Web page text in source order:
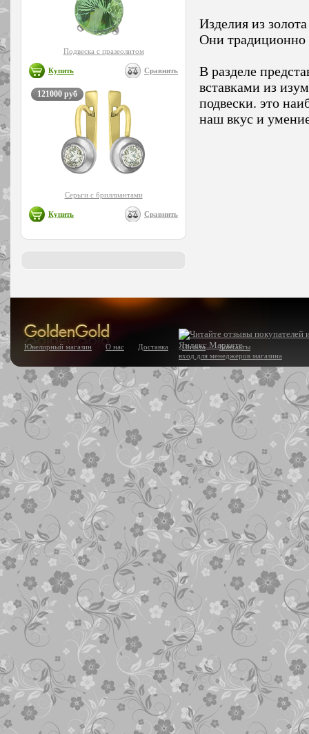
Подвеска с празеолитом
Купить Сравнить
Серьги с бриллиантами
121000 руб
Купить Сравнить
Изделия из
Они
В разделе
вставками из
подвески. это
наш вкус и
Ювелирный магазин О нас Доставка Оплата
Контакты
вход для менеджеров магазина